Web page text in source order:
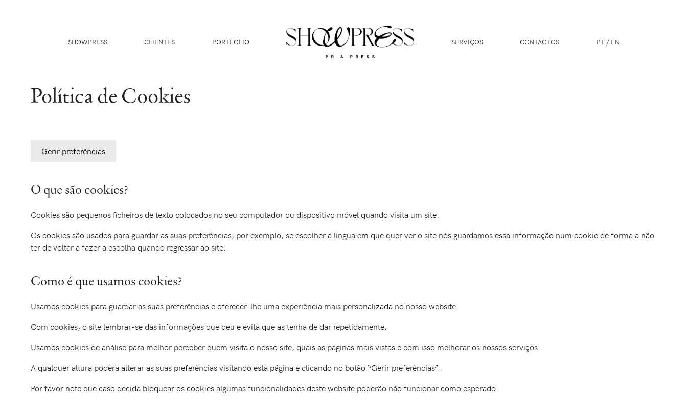
SHOWPRESS CLIENTES PORTFOLIO SERVIÇOS CONTACTOS PT/ EN
Política de Cookies
Gerir preferências
O que são cookies?
Cookies são pequenos ficheiros de texto colocados no seu computador ou dispositivo móvel quando visita um site.
Os cookies são usados para guardar as suas preferências, por exemplo, se escolher a língua em que quer ver o site nós guardamos essa informação num cookie de forma a não
ter de voltar a fazer a escolha quando regressar ao site.
Como é que usamos cookies?
Usamos cookies para guardar as suas preferências e oferecer-lhe uma experiência mais personalizada no nosso website.
Com cookies, o site lembrar-se das informações que deu e evita que as tenha de dar repetidamente.
Usamos cookies de análise para melhor perceber quem visita o nosso site, quais as páginas mais vistas e com isso melhorar os nossos serviços.
A qualquer altura poderá alterar as suas preferências visitando esta página e clicando no botão “Gerir preferências”.
Por favor note que caso decida bloquear os cookies algumas funcionalidades deste website poderão não funcionar como esperado.